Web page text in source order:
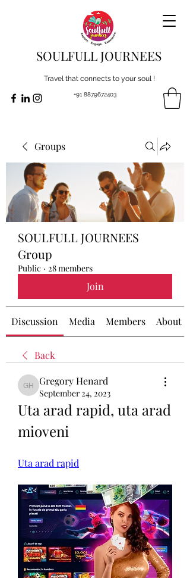
SOULFULL JOURNEES
Travel that connects to your soul !
+91 8879672403
Groups
SOULFULL JOURNEES
Group
Public · 28 members
Join
Discussion Media Members About
Back
Gregory Henard
Gregory Henard
September 24, 2023
Uta arad rapid, uta arad
mioveni
Uta arad rapid